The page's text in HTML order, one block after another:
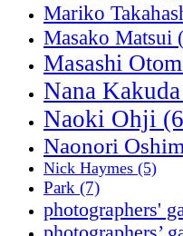
Mariko
Masako Matsui
Masashi
Nana Kakuda
Naoki Ohji
Naonori
Nick Haymes (5)
Park (7)
photographers'